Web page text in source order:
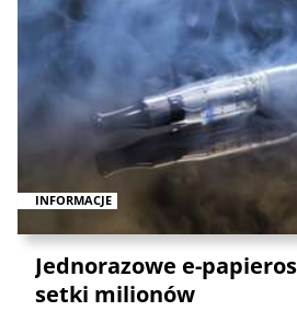
INFORMACJE
Jednorazowe e-
setki milionów